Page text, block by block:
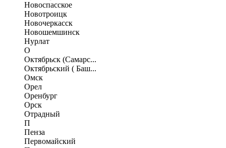
Новоспасское
Новотроицк
Новочеркасск
Новошемшинск
Нурлат
О
Октябрьск (Самарс...
Октябрьский ( Баш...
Омск
Орел
Оренбург
Орск
Отрадный
П
Пенза
Первомайский